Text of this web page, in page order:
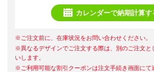
カレンダーで納期計算す
※ご注文前に、在庫状況をお問い合わせください。
※異なるデザインでご注文する際は、別のご注文と
いします。
※ご利用可能な割引クーポンは注文手続き画面にて